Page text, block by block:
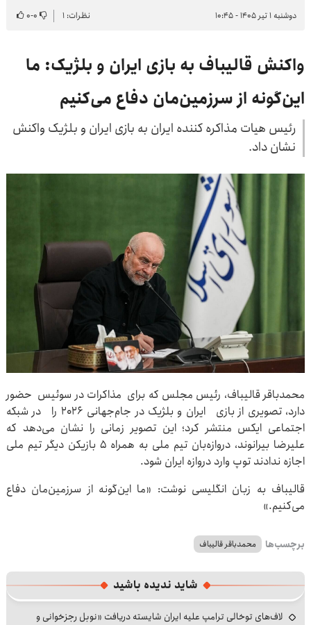
دوشنبه ۱ تیر ۱۴۰۵ - ۱۰:۴۵
نظرات: ۱ ۰-۰
واکنش قالیباف به بازی ایران و بلژیک: ما
این‌گونه از سرزمین‌مان دفاع می‌کنیم
رئیس هیات مذاکره کننده ایران به بازی ایران و بلژیک واکنش
نشان داد.
محمدباقر قالیباف، رئیس مجلس که برای مذاکرات در سوئیس حضور
دارد، تصویری از بازی ایران و بلژیک در جام‌جهانی ۲۰۲۶ را در شبکه
اجتماعی ایکس منتشر کرد؛ این تصویر زمانی را نشان می‌دهد که
علیرضا بیرانوند، دروازه‌بان تیم ملی به همراه ۵ بازیکن دیگر تیم ملی
اجازه ندادند توپ وارد دروازه ایران شود.
قالیباف به زبان انگلیسی نوشت: «ما این‌گونه از سرزمین‌مان دفاع
می‌کنیم.»
برچسب‌ها محمدباقر قالیباف
شاید ندیده باشید
لاف‌های توخالی ترامپ علیه ایران شایسته دریافت «نوبل رجزخوانی و